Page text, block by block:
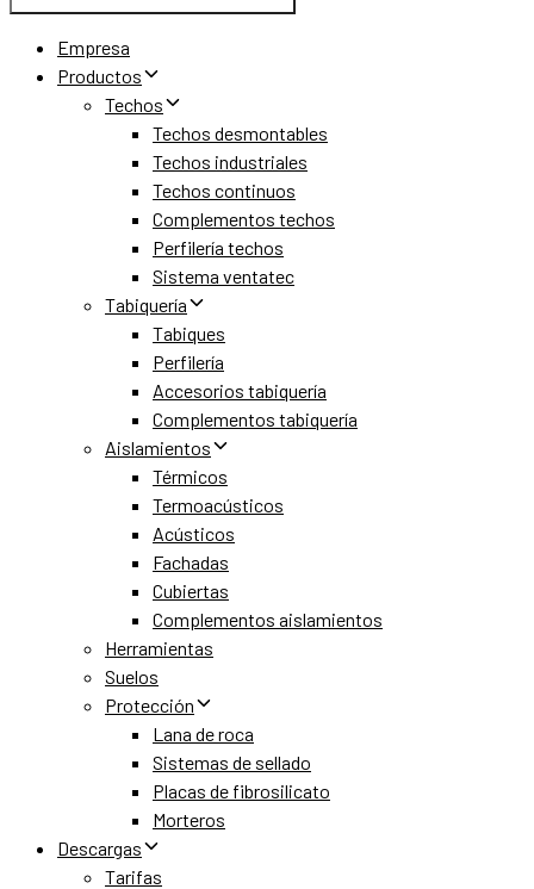
Empresa
Productos
Techos
Techos desmontables
Techos industriales
Techos continuos
Complementos techos
Perfilería techos
Sistema ventatec
Tabiquería
Tabiques
Perfilería
Accesorios tabiquería
Complementos tabiquería
Aislamientos
Térmicos
Termoacústicos
Acústicos
Fachadas
Cubiertas
Complementos aislamientos
Herramientas
Suelos
Protección
Lana de roca
Sistemas de sellado
Placas de fibrosilicato
Morteros
Descargas
Tarifas